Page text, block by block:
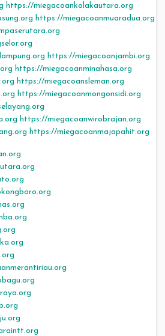
https://miegacoankolakautara.org
https://miegacoanmuaradua.org
https://miegacoanjambi.org
https://miegacoanminahasa.org
https://miegacoansleman.org
https://miegacoanmongonsidi.org
https://miegacoanwirobrajan.org
https://miegacoanmajapahit.org